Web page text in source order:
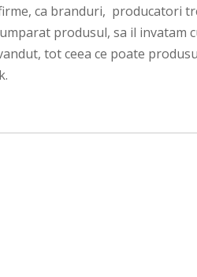
ca branduri, producatori
produsul, sa il invatam
tot ceea ce poate